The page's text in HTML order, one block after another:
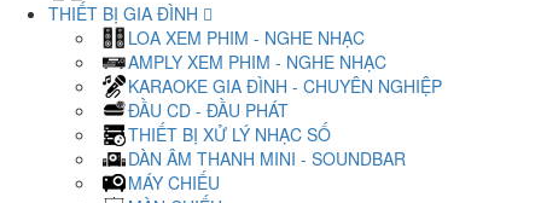
THIẾT BỊ GIA ĐÌNH
LOA XEM PHIM - NGHE NHẠC
AMPLY XEM PHIM - NGHE NHẠC
KARAOKE GIA ĐÌNH - CHUYÊN NGHIỆP
ĐẦU CD - ĐẦU PHÁT
THIẾT BỊ XỬ LÝ NHẠC SỐ
DÀN ÂM THANH MINI - SOUNDBAR
MÁY CHIẾU